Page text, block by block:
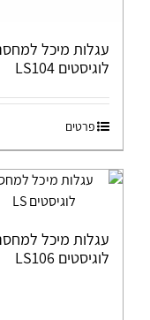
עגלות מיכל
לוגיסטים LS104
פרטים
עגלות מיכל
לוגיסטים LS106